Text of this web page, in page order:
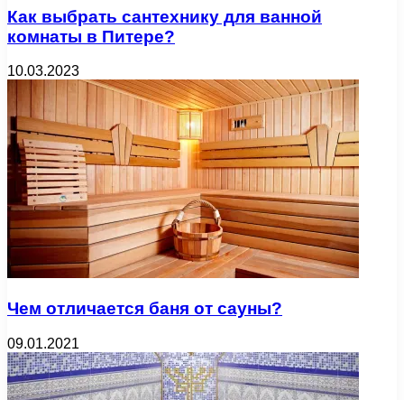
Как выбрать сантехнику для ванной
комнаты в Питере?
10.03.2023
Чем отличается баня от сауны?
09.01.2021